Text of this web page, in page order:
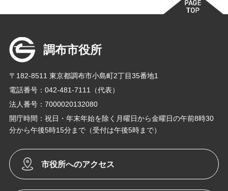
調布市役所
〒182-8511 東京都調布市小島町2丁目35番地1
電話番号：042-481-7111（代表）
法人番号：7000020132080
開庁時間：祝日・年末年始を除く月曜日から金曜日の午前8時30
分から午後5時15分まで（受付は午後5時まで）
市役所へのアクセス